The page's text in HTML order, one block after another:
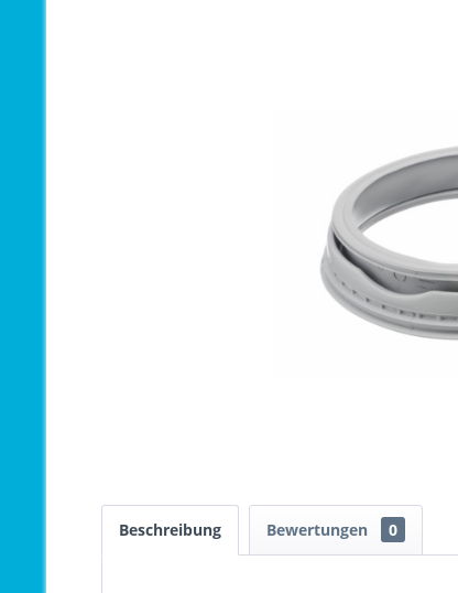
Beschreibung Bewertungen 0